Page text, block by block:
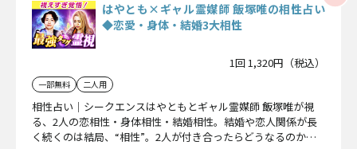
はやとも×ギャル霊媒師 飯塚唯の相性占い
◆恋愛・身体・結婚3大相性
1回 1,320円（税込）
一部無料 二人用
相性占い｜シークエンスはやともとギャル霊媒師 飯塚唯が視
る、2人の恋相性・身体相性・結婚相性。結婚や恋人関係が長
く続くのは結局、“相性”。2人が付き合ったらどうなるのか、